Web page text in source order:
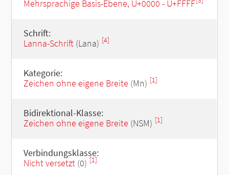
Mehrsprachige Basis-Ebene, U+0000 - U+FFFF
Schrift:
Lanna-Schrift(Lana) [4]
Kategorie:
Zeichen ohne eigene Breite (Mn) [1]
Bidirektional-Klasse:
Zeichen ohne eigene Breite (NSM) [1]
Verbindungsklasse:
Nicht versetzt(0) [1]